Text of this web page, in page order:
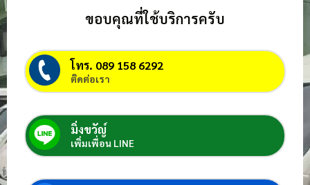
ขอบคุณที่ใช้บริการครับ
โทร. 089 158 6292
ติดต่อเรา
มิ่งขวัญ์
เพิ่มเพื่อน LINE